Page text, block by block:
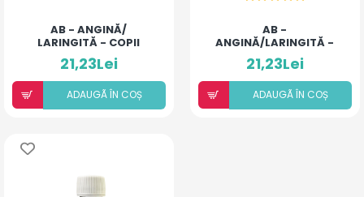
AB - ANGINĂ/
LARINGITĂ - COPII
(BILUȚE)
21,23Lei
ADAUGÃ ÎN COȘ
AB -
ANGINĂ/LARINGITĂ -
ADULȚI (BILUȚE)
21,23Lei
ADAUGÃ ÎN COȘ